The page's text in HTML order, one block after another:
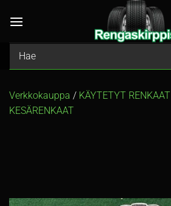
Verkkokauppa / KÄYTETYT RENKAAT
KESÄRENKAAT